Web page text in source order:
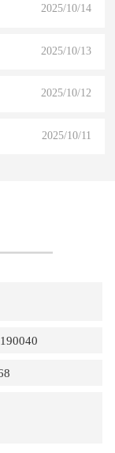
2025/10/14
2025/10/13
2025/10/12
2025/10/11